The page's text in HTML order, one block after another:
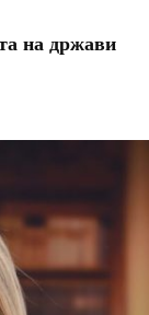
на држави